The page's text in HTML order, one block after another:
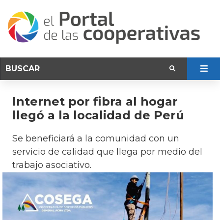
Internet por fibra al hogar
llegó a la localidad de Perú
Se beneficiará a la comunidad con un
servicio de calidad que llega por medio del
trabajo asociativo.